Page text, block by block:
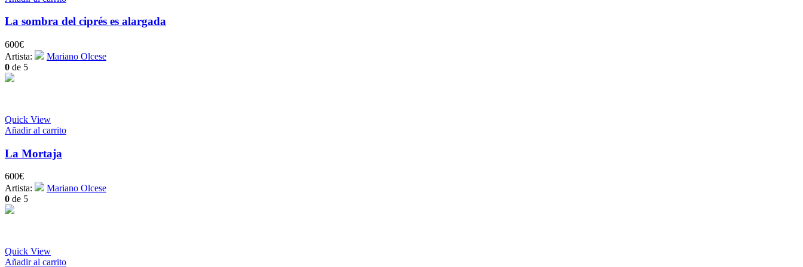
La sombra del ciprés es alargada
600€
Artista:
Mariano Olcese
0 de 5
Quick View
Añadir al carrito
La Mortaja
600€
Artista:
Mariano Olcese
0 de 5
Quick View
Añadir al carrito